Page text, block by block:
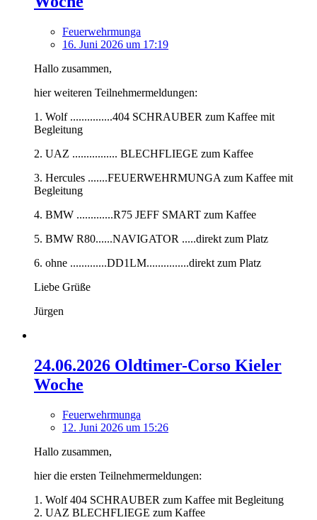
Feuerwehrmunga
16. Juni 2026 um 17:19
Hallo zusammen,
hier weiteren Teilnehmermeldungen:
1. Wolf ...............404 SCHRAUBER zum Kaffee mit
Begleitung
2. UAZ ................ BLECHFLIEGE zum Kaffee
3. Hercules .......FEUERWEHRMUNGA zum Kaffee mit
Begleitung
4. BMW .............R75 JEFF SMART zum Kaffee
5. BMW R80......NAVIGATOR .....direkt zum Platz
6. ohne .............DD1LM...............direkt zum Platz
Liebe Grüße
Jürgen
24.06.2026 Oldtimer-Corso Kieler
Woche
Feuerwehrmunga
12. Juni 2026 um 15:26
Hallo zusammen,
hier die ersten Teilnehmermeldungen:
1. Wolf 404 SCHRAUBER zum Kaffee mit Begleitung
2. UAZ BLECHFLIEGE zum Kaffee